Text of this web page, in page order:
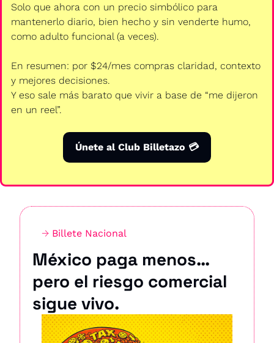
Solo que ahora con un precio simbólico para
mantenerlo diario, bien hecho y sin venderte humo,
como adulto funcional (a veces).
En resumen: por $24/mes compras claridad, contexto
y mejores decisiones.
Y eso sale más barato que vivir a base de “me dijeron
en un reel”.
Únete al Club Billetazo 💳
→ Billete Nacional
México paga menos…
pero el riesgo comercial
sigue vivo.